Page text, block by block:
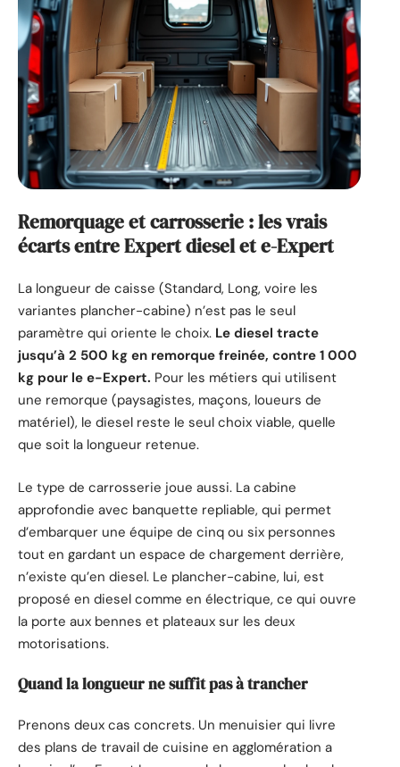
Remorquage et carrosserie : les vrais
écarts entre Expert diesel et e-Expert
La longueur de caisse (Standard, Long, voire les
variantes plancher-cabine) n’est pas le seul
paramètre qui oriente le choix. Le diesel tracte
jusqu’à 2 500 kg en remorque freinée, contre 1 000
kg pour le e-Expert. Pour les métiers qui utilisent
une remorque (paysagistes, maçons, loueurs de
matériel), le diesel reste le seul choix viable, quelle
que soit la longueur retenue.
Le type de carrosserie joue aussi. La cabine
approfondie avec banquette repliable, qui permet
d’embarquer une équipe de cinq ou six personnes
tout en gardant un espace de chargement derrière,
n’existe qu’en diesel. Le plancher-cabine, lui, est
proposé en diesel comme en électrique, ce qui ouvre
la porte aux bennes et plateaux sur les deux
motorisations.
Quand la longueur ne suffit pas à trancher
Prenons deux cas concrets. Un menuisier qui livre
des plans de travail de cuisine en agglomération a